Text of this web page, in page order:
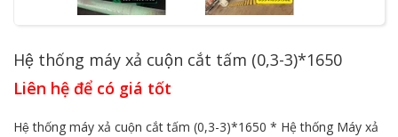
Hệ thống máy xả cuộn cắt tấm (0,3-3)*1650
Liên hệ để có giá tốt
Hệ thống máy xả cuộn cắt tấm (0,3-3)*1650 * Hệ thống Máy xả